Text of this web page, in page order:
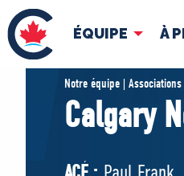
ÉQUIPE À
Pierre
Notre équipe |
Calgary